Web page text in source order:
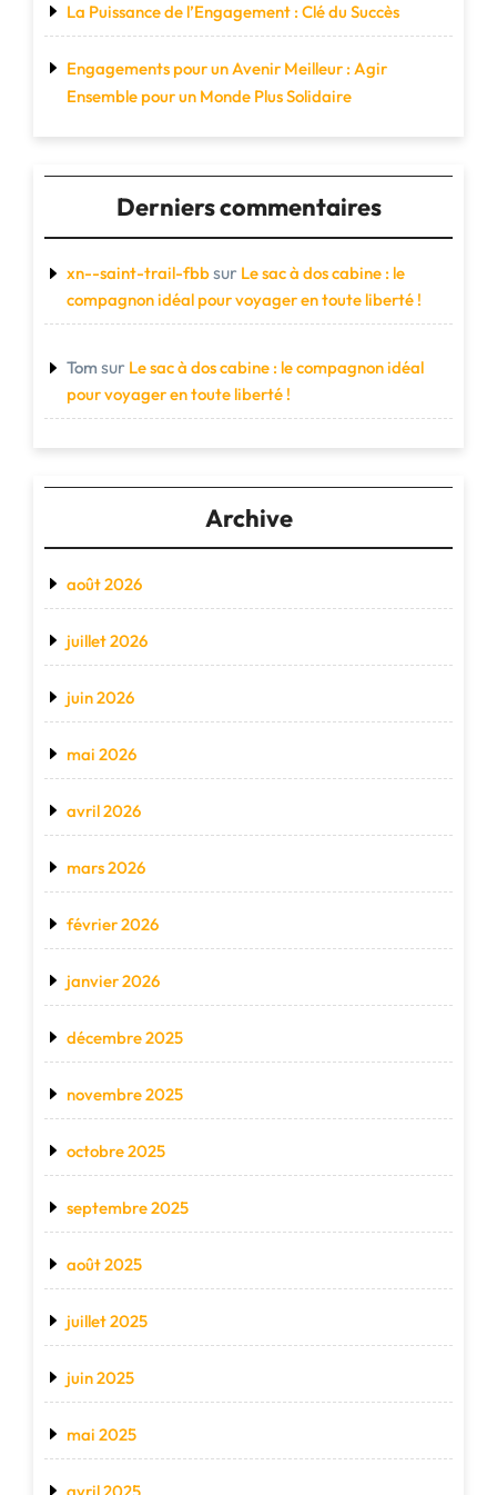
La Puissance de l’Engagement : Clé du Succès
Engagements pour un Avenir Meilleur : Agir
Ensemble pour un Monde Plus Solidaire
Derniers commentaires
xn--saint-trail-fbbsur Le sac à dos cabine : le
compagnon idéal pour voyager en toute liberté !
Tom sur Le sac à dos cabine : le compagnon idéal
pour voyager en toute liberté !
Archive
août 2026
juillet 2026
juin 2026
mai 2026
avril 2026
mars 2026
février 2026
janvier 2026
décembre 2025
novembre 2025
octobre 2025
septembre 2025
août 2025
juillet 2025
juin 2025
mai 2025